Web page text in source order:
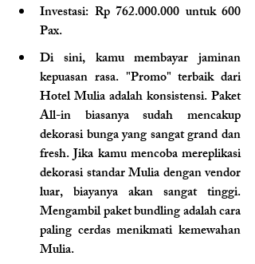
Investasi: Rp 762.000.000 untuk 600
Pax.
Di sini, kamu membayar jaminan
kepuasan rasa. "Promo" terbaik dari
Hotel Mulia adalah konsistensi. Paket
All-in biasanya sudah mencakup
dekorasi bunga yang sangat grand dan
fresh. Jika kamu mencoba mereplikasi
dekorasi standar Mulia dengan vendor
luar, biayanya akan sangat tinggi.
Mengambil paket bundling adalah cara
paling cerdas menikmati kemewahan
Mulia.